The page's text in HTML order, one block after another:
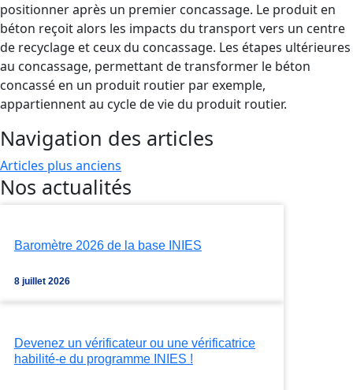
positionner après un premier concassage. Le produit en
béton reçoit alors les impacts du transport vers un centre
de recyclage et ceux du concassage. Les étapes ultérieures
au concassage, permettant de transformer le béton
concassé en un produit routier par exemple,
appartiennent au cycle de vie du produit routier.
Navigation des articles
Articles plus anciens
Nos actualités
Baromètre 2026 de la base INIES
8 juillet 2026
Devenez un vérificateur ou une vérificatrice
habilité-e du programme INIES !